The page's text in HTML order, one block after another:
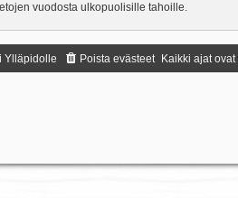
vuodosta ulkopuolisille tahoille.
Kaikki ajat ovat
Poista evästeet
Ylläpidolle